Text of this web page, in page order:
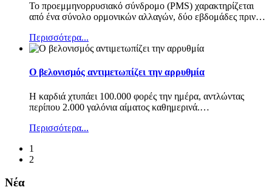
Το προεμμηνορρυσιακό σύνδρομο (PMS) χαρακτηρίζεται
από ένα σύνολο ορμονικών αλλαγών, δύο εβδομάδες πριν…
Περισσότερα...
Ο βελονισμός αντιμετωπίζει την αρρυθμία
Η καρδιά χτυπάει 100.000 φορές την ημέρα, αντλώντας
περίπου 2.000 γαλόνια αίματος καθημερινά.…
Περισσότερα...
1
2
Νέα